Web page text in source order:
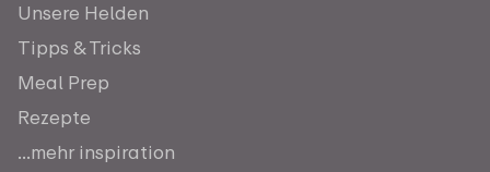
Unsere Helden
Tipps & Tricks
Meal Prep
Rezepte
...mehr inspiration